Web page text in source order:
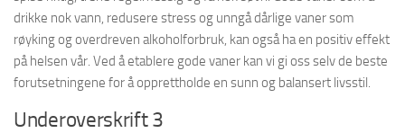
drikke nok vann, redusere stress og unngå dårlige vaner som
røyking og overdreven alkoholforbruk, kan også ha en positiv effekt
på helsen vår. Ved å etablere gode vaner kan vi gi oss selv de beste
forutsetningene for å opprettholde en sunn og balansert livsstil.
Underoverskrift 3